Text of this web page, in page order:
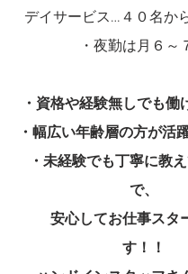
デイサービス…４０名か
・夜勤は月６～
・資格や経験無しでも
・幅広い年齢層の方が活
・未経験でも丁寧に教
で、
安心してお仕事スタ
す！！